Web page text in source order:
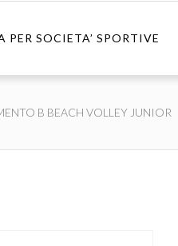
PER SOCIETA’ SPORTIVE
B BEACH VOLLEY JUNIOR